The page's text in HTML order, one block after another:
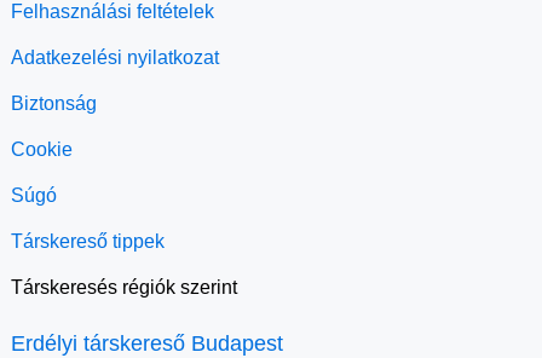
Felhasználási feltételek
Adatkezelési nyilatkozat
Biztonság
Cookie
Súgó
Társkereső tippek
Társkeresés régiók szerint
Erdélyi társkereső Budapest